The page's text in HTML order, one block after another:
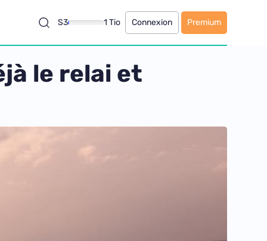
S3 1 Tio Connexion Premium
le relai et